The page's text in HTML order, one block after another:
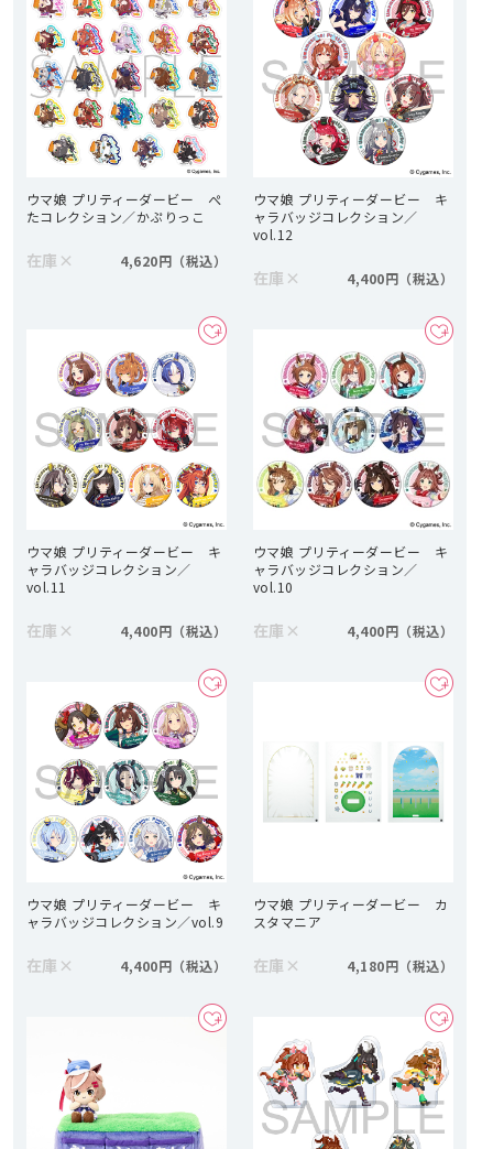
ウマ娘 プリティーダービー ぺ
たコレクション／かぷりっこ
在庫 × 4,620円
ウマ娘 プリティーダービー キ
ャラバッジコレクション／
vol.12
在庫 × 4,400円
ウマ娘 プリティーダービー キ
ャラバッジコレクション／
vol.11
在庫 × 4,400円
ウマ娘 プリティーダービー キ
ャラバッジコレクション／
vol.10
在庫 × 4,400円
ウマ娘 プリティーダービー キ
ャラバッジコレクション／vol.9
在庫 × 4,400円
ウマ娘 プリティーダービー カ
スタマニア
在庫 × 4,180円